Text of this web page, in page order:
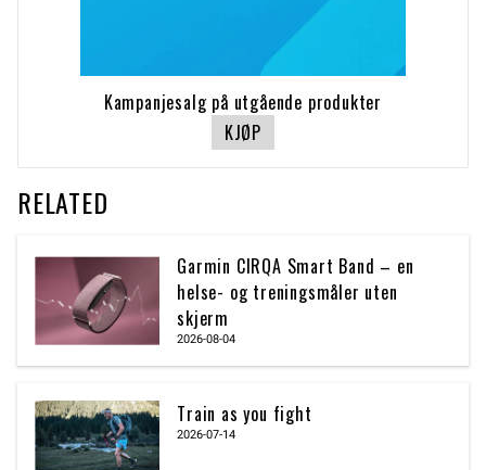
Kampanjesalg på utgående produkter
KJØP
RELATED
Garmin CIRQA Smart Band – en
helse- og treningsmåler uten
skjerm
2026-08-04
Train as you fight
2026-07-14